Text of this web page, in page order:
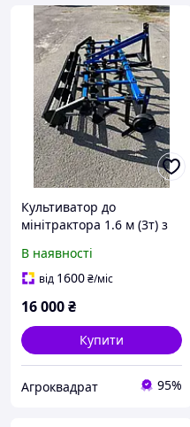
Культиватор до
мінітрактора 1.6 м (3т) з
В наявності
від 1600₴/міс
16 000₴
Купити
Агроквадрат 95%